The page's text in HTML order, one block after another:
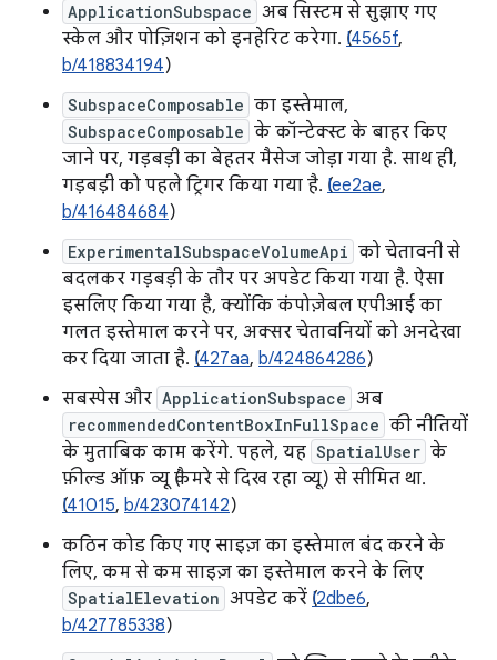
ApplicationSubspace अब सिस्टम से सुझाए गए
स्केल और पोज़िशन को इनहेरिट करेगा. ( I4565f,
b/418834194)
SubspaceComposable का इस्तेमाल,
SubspaceComposable के कॉन्टेक्स्ट के बाहर किए
जाने पर, गड़बड़ी का बेहतर मैसेज जोड़ा गया है. साथ ही,
गड़बड़ी को पहले ट्रिगर किया गया है. ( Iee2ae,
b/416484684)
ExperimentalSubspaceVolumeApi को चेतावनी से
बदलकर गड़बड़ी के तौर पर अपडेट किया गया है. ऐसा
इसलिए किया गया है, क्योंकि कंपोज़ेबल एपीआई का
गलत इस्तेमाल करने पर, अक्सर चेतावनियों को अनदेखा
कर दिया जाता है. ( I427aa, b/424864286)
सबस्पेस और ApplicationSubspace अब
recommendedContentBoxInFullSpace की नीतियों
के मुताबिक काम करेंगे. पहले, यह SpatialUser के
फ़ील्ड ऑफ़ व्यू (कैमरे से दिख रहा व्यू) से सीमित था.
I41015, b/423074142)
कठिन कोड किए गए साइज़ का इस्तेमाल बंद करने के
लिए, कम से कम साइज़ का इस्तेमाल करने के लिए
SpatialElevation अपडेट करें ( I2dbe6,
b/427785338)